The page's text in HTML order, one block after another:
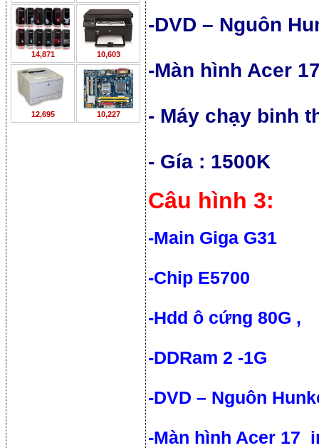
14,871 10,603
12,695 10,227
-DVD – Nguôn
-Màn hình Acer
- Máy chạy binh
- Gía : 1500K
Câu hình 3:
-Main Giga G31
-Chip E5700
-Hdd ô cứng 80G ,
-DDRam 2 -1G
-DVD – Nguôn
-Màn hình Acer 17